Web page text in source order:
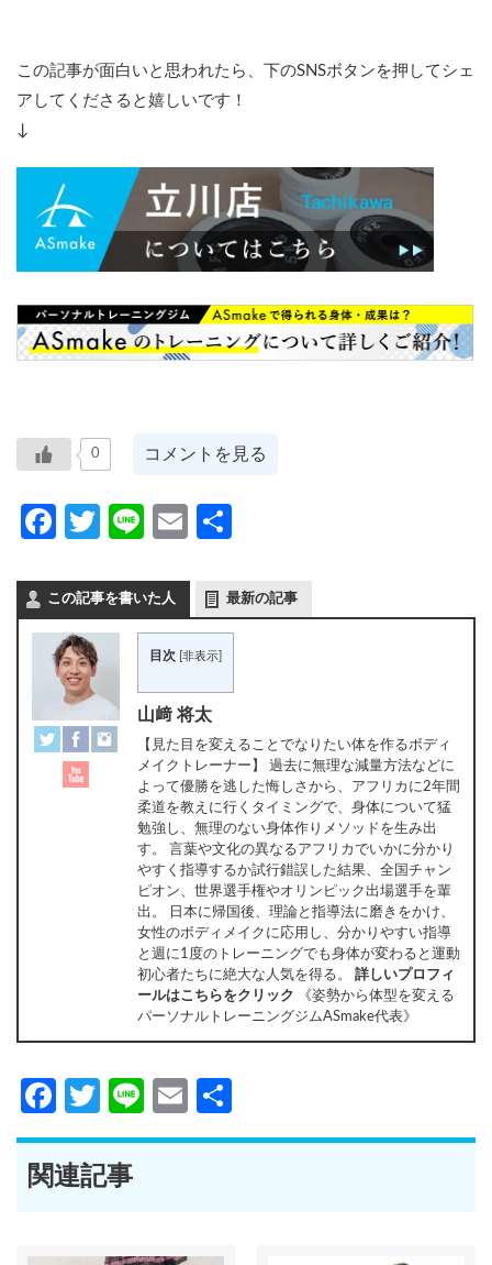
この記事が面白いと思われたら、下のSNSボタンを押してシェ
アしてくださると嬉しいです！
↓
0 コメントを見る
Facebook
Twitter
LineEmail
この記事を書いた人 最新の記事
目次 非表示
山﨑 将太
【見た目を変えることでなりたい体を作るボディ
メイクトレーナー】 過去に無理な減量方法などに
よって優勝を逃した悔しさから、アフリカに2年間
柔道を教えに行くタイミングで、身体について猛
勉強し、無理のない身体作りメソッドを生み出
す。 言葉や文化の異なるアフリカでいかに分かり
やすく指導するか試行錯誤した結果、全国チャン
ピオン、世界選手権やオリンピック出場選手を輩
出。 日本に帰国後、理論と指導法に磨きをかけ、
女性のボディメイクに応用し、分かりやすい指導
と週に1度のトレーニングでも身体が変わると運動
初心者たちに絶大な人気を得る。 詳しいプロフィ
ールはこちらをクリック 《姿勢から体型を変える
パーソナルトレーニングジムASmake代表》
Facebook
Twitter
LineEmail
有
関連記事